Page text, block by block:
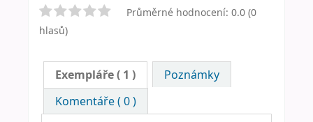
Průměrné hodnocení: 0.0 (0
hlasů)
Exempláře( 1 )
Poznámky
Komentáře ( 0 )